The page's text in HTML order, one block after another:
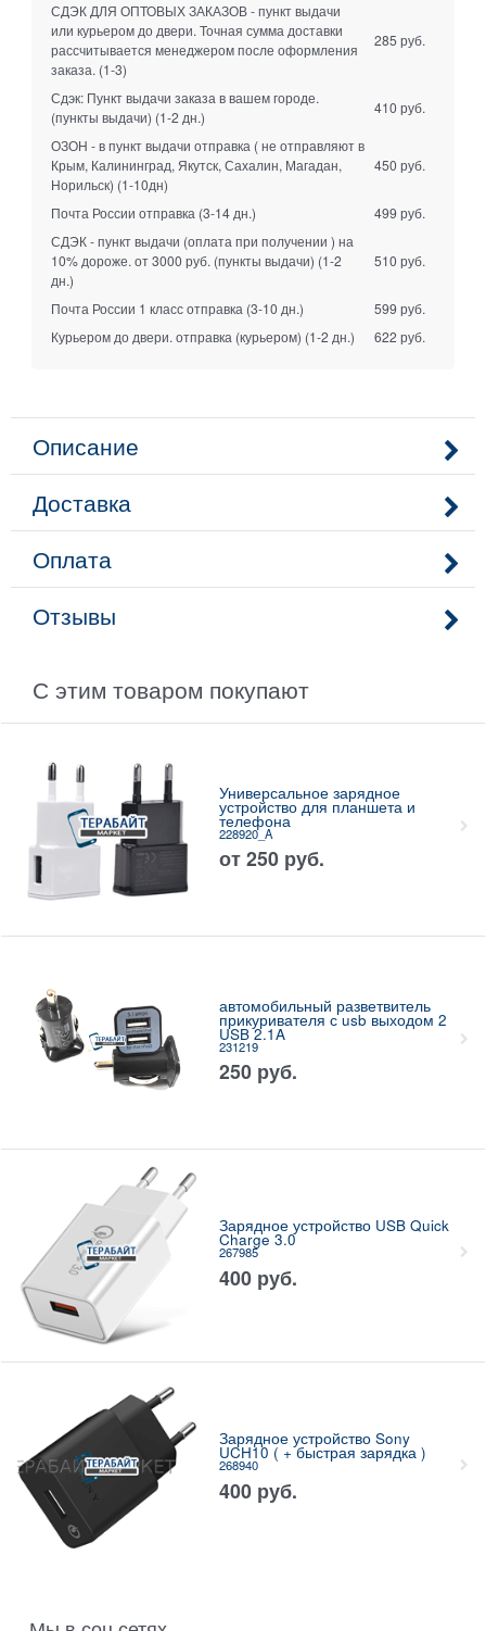
СДЭК ДЛЯ ОПТОВЫХ ЗАКАЗОВ - пункт выдачи
или курьером до двери. Точная сумма доставки
рассчитывается менеджером после оформления
заказа. (1-3)
285 руб.
Сдэк: Пункт выдачи заказа в вашем городе.
(пункты выдачи) (1-2 дн.)
410 руб.
ОЗОН - в пункт выдачи отправка ( не отправляют в
Крым, Калининград, Якутск, Сахалин, Магадан,
Норильск) (1-10дн)
450 руб.
Почта России отправка (3-14 дн.)
499 руб.
СДЭК - пункт выдачи (оплата при получении ) на
10% дороже. от 3000 руб. (пункты выдачи) (1-2
дн.)
510 руб.
Почта России 1 класс отправка (3-10 дн.)
599 руб.
Курьером до двери. отправка (курьером) (1-2 дн.) 622 руб.
Описание
Доставка
Оплата
Отзывы
С этим товаром покупают
Универсальное зарядное
устройство для планшета и
телефона
228920_A
от 250 руб.
автомобильный разветвитель
прикуривателя с usb выходом 2
USB 2.1A
231219
250 руб.
Зарядное устройство USB Quick
Charge 3.0
267985
400 руб.
Зарядное устройство Sony
UCH10 ( + быстрая зарядка )
268940
400 руб.